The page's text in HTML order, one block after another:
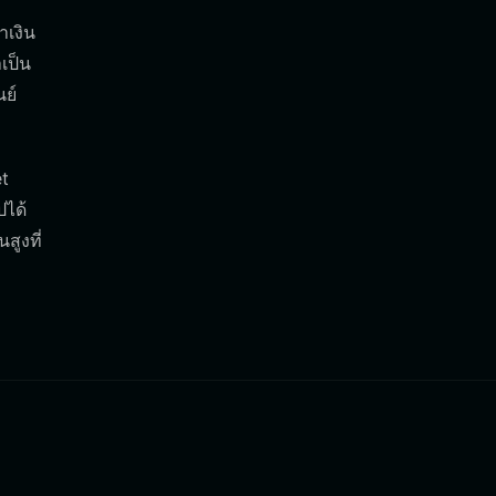
เงิน
ป็น
ย์
ได้
สูงที่